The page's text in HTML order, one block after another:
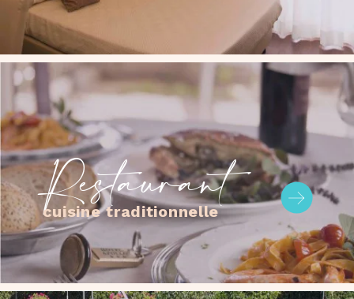
Restaurant
cuisine traditionnelle